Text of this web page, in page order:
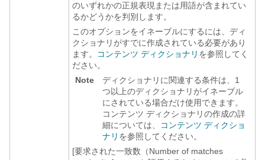
のいずれかの正規表現または用語が含まれてい
るかどうかを判別します。
このオプションをイネーブルにするには、ディ
クショナリがすでに作成されている必要があり
ます。
コンテンツ ディクショナリ を参照してく
ださい。
Note
ディクショナリに関連する条件は、1
つ以上のディクショナリがイネーブル
にされている場合だけ使用できます。
コンテンツ ディクショナリの作成の詳
細については、
コンテンツ ディクショ
ナリ を参照してください。
[要求された一致数（Number of matches